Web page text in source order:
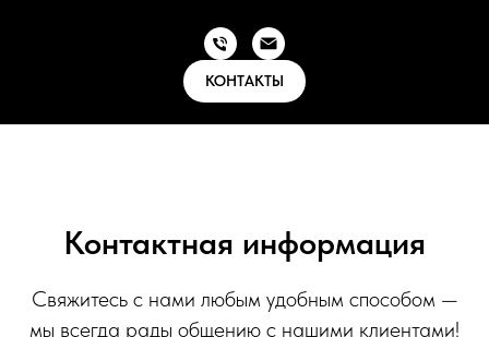
КОНТАКТЫ
Контактная информация
Свяжитесь с нами любым удобным способом —
мы всегда рады общению с нашими клиентами!